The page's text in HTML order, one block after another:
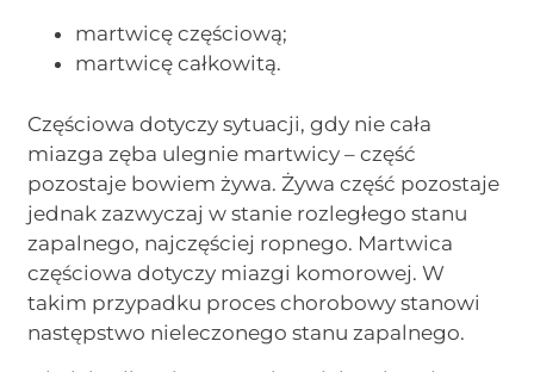
martwicę częściową;
martwicę całkowitą.
Częściowa dotyczy sytuacji, gdy nie cała
miazga zęba ulegnie martwicy – część
pozostaje bowiem żywa. Żywa część pozostaje
jednak zazwyczaj w stanie rozległego stanu
zapalnego, najczęściej ropnego. Martwica
częściowa dotyczy miazgi komorowej. W
takim przypadku proces chorobowy stanowi
następstwo nieleczonego stanu zapalnego.